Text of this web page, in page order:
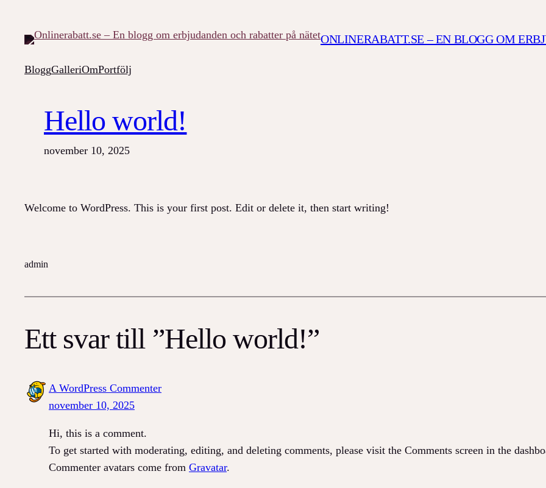
innehåll
ONLINERABATT.SE – EN BLOGG OM
BloggGalleriOmPortfölj
Hello world!
november 10, 2025
Welcome to WordPress. This is your first post. Edit or delete it, then start writing!
admin
Ett svar till ”Hello world!”
A WordPress Commenter
november 10, 2025
Hi, this is a comment.
To get started with moderating, editing, and deleting comments, please visit the Comments screen in the
Commenter avatars come from Gravatar.